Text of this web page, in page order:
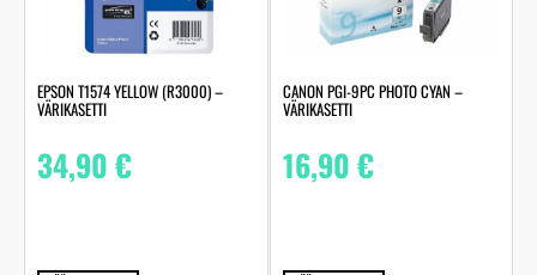
EPSON T1574 YELLOW (R3000) –
VÄRIKASETTI
34,90€
CANON PGI-9PC PHOTO CYAN –
VÄRIKASETTI
16,90€